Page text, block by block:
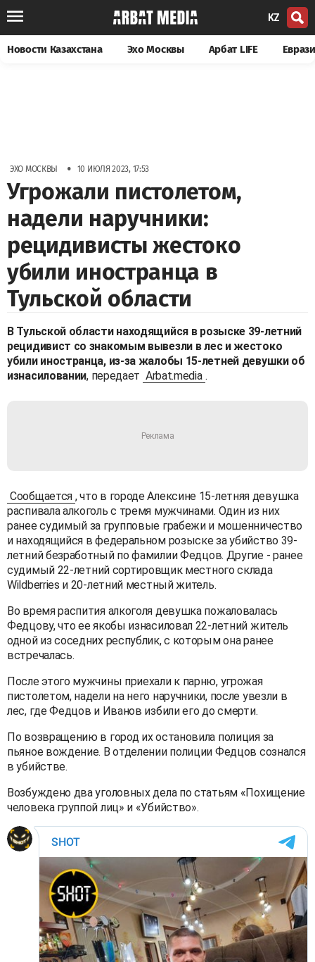
KZ
Новости Казахстана Эхо Москвы Арбат LIFE
ЭХО МОСКВЫ • 10 ИЮЛЯ 2023, 17:53
Угрожали пистолетом,
надели наручники:
рецидивисты жестоко
убили иностранца в
Тульской области
В Тульской области находящийся в розыске 39-летний
рецидивист со знакомым вывезли в лес и жестоко
убили иностранца, из-за жалобы 15-летней девушки об
изнасиловании, передает Arbat.media .
Сообщается , что в городе Алексине 15-летняя девушка
распивала алкоголь с тремя мужчинами. Один из них
ранее судимый за групповые грабежи и мошенничество
и находящийся в федеральном розыске за убийство 39-
летний безработный по фамилии Федцов. Другие - ранее
судимый 22-летний сортировщик местного склада
Wildberries и 20-летний местный житель.
Во время распития алкоголя девушка пожаловалась
Федцову, что ее якобы изнасиловал 22-летний житель
одной из соседних республик, с которым она ранее
встречалась.
После этого мужчины приехали к парню, угрожая
пистолетом, надели на него наручники, после увезли в
лес, где Федцов и Иванов избили его до смерти.
По возвращению в город их остановила полиция за
пьяное вождение. В отделении полиции Федцов сознался
в убийстве.
Возбуждено два уголовных дела по статьям «Похищение
человека группой лиц» и «Убийство».